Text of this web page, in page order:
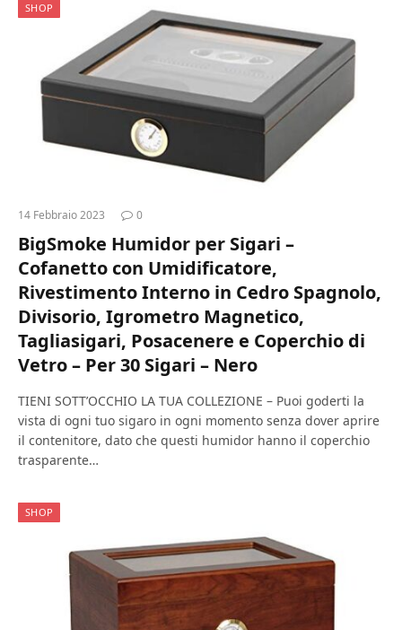
SHOP
14 Febbraio 2023 0
BigSmoke Humidor per Sigari –
Cofanetto con Umidificatore,
Rivestimento Interno in Cedro Spagnolo,
Divisorio, Igrometro Magnetico,
Tagliasigari, Posacenere e Coperchio di
Vetro – Per 30 Sigari – Nero
TIENI SOTT’OCCHIO LA TUA COLLEZIONE – Puoi goderti la
vista di ogni tuo sigaro in ogni momento senza dover aprire
il contenitore, dato che questi humidor hanno il coperchio
trasparente…
SHOP